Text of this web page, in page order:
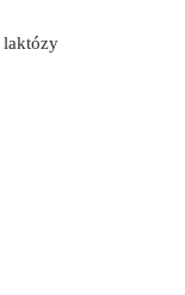
laktózy